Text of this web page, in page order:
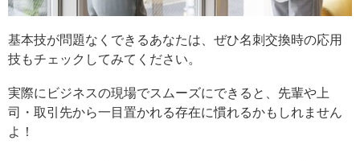
基本技が問題なくできるあなたは、ぜひ名刺交換時の応用
技もチェックしてみてください。
実際にビジネスの現場でスムーズにできると、先輩や上
司・取引先から一目置かれる存在に慣れるかもしれません
よ！